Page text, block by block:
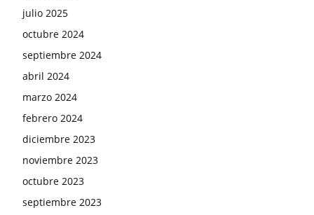
julio 2025
octubre 2024
septiembre 2024
abril 2024
marzo 2024
febrero 2024
diciembre 2023
noviembre 2023
octubre 2023
septiembre 2023